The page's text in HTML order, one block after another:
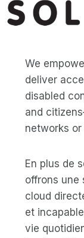
We
deliver
disabled
and
networks
En plus de
offrons une
cloud
et
vie